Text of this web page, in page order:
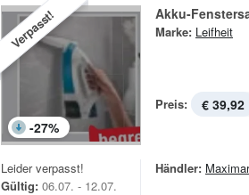
Verpasst!
-27%
Akku-
Marke: Leifheit
Preis: € 39,92
Leider verpasst!
Gültig: 06.07. - 12.07.
Händler: